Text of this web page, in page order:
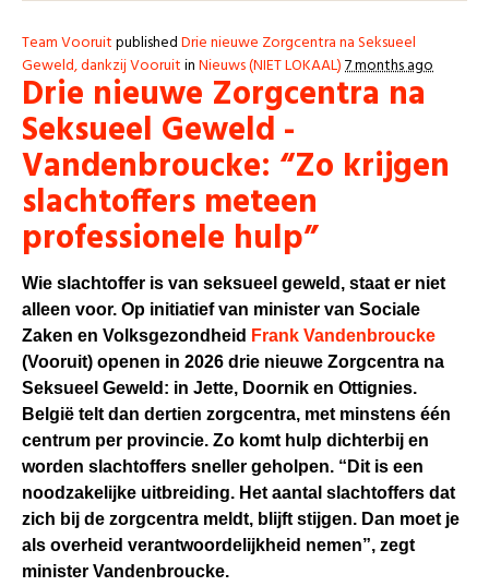
Team VooruitpublishedDrie nieuwe Zorgcentra na Seksueel
Geweld, dankzij VooruitinNieuws (NIET LOKAAL)7 months ago
Drie nieuwe Zorgcentra na
Seksueel Geweld -
Vandenbroucke: “Zo krijgen
slachtoffers meteen
professionele hulp”
Wie slachtoffer is van seksueel geweld, staat er niet
alleen voor. Op initiatief van minister van Sociale
Zaken en Volksgezondheid Frank Vandenbroucke
(Vooruit) openen in 2026 drie nieuwe Zorgcentra na
Seksueel Geweld: in Jette, Doornik en Ottignies.
België telt dan dertien zorgcentra, met minstens één
centrum per provincie. Zo komt hulp dichterbij en
worden slachtoffers sneller geholpen. “Dit is een
noodzakelijke uitbreiding. Het aantal slachtoffers dat
zich bij de zorgcentra meldt, blijft stijgen. Dan moet je
als overheid verantwoordelijkheid nemen”, zegt
minister Vandenbroucke.